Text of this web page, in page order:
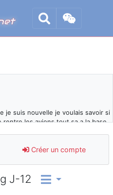
je suis nouvelle je voulais savoir si
les avions tout sa a la base
blocages du site ces derniers
le spam et les bots trop nocifs
Créer un compte
J-12